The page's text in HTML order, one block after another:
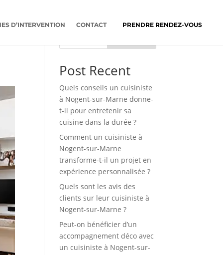
D’INTERVENTION CONTACT PRENDRE RENDEZ-VOUS
Post Recent
Quels conseils un cuisiniste
à Nogent-sur-Marne donne-
t-il pour entretenir sa
cuisine dans la durée ?
Comment un cuisiniste à
Nogent-sur-Marne
transforme-t-il un projet en
expérience personnalisée ?
Quels sont les avis des
clients sur leur cuisiniste à
Nogent-sur-Marne ?
Peut-on bénéficier d’un
accompagnement déco avec
un cuisiniste à Nogent-sur-